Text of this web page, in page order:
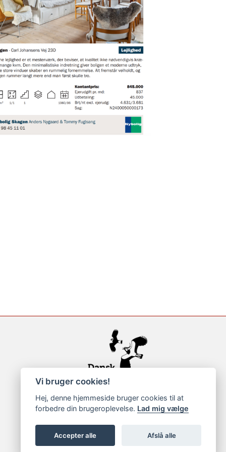
Vi bruger cookies!
Hej, denne hjemmeside bruger cookies til at
forbedre din brugeroplevelse. Lad mig vælge
Accepter alle Afslå alle